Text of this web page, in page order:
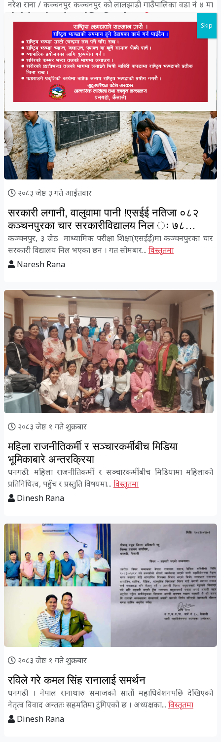
नरेश राना / कञ्चनपुर कञ्चनपुर को लालझाडी गाउँपालिका वडा नं ४ मा
रहेको ईटाहा मेला हुने स्थानदेखि दक्षिणतर्फ घर... विस्तृतमा
Naresh Rana
२०८३ जेष्ठ ३ गते आईतवार
सरकारी लगानी, वालुवामा पानी !एसईई नतिजा ०८२
कञ्चनपुरका चार सरकारीविद्यालय निल ः ७८
विद्यार्थीको भविष्य चौपट
कञ्चनपुर, ३ जेठ माध्यामिक परीक्षा शिक्षा(एसईई)मा कञ्चनपुरका चार
सरकारी विद्यालय निल भएका छन । गत सोमबार... विस्तृतमा
Naresh Rana
२०८३ जेष्ठ १ गते शुक्रबार
महिला राजनीतिकर्मी र सञ्चारकर्मीबीच मिडिया
भूमिकाबारे अन्तरक्रिया
धनगढी: महिला राजनीतिकर्मी र सञ्चारकर्मीबीच मिडियामा महिलाको
प्रतिनिधित्व, पहुँच र प्रस्तुति विषयमा... विस्तृतमा
Dinesh Rana
२०८३ जेष्ठ १ गते शुक्रबार
रविले गरे कमल सिंह रानालाई समर्थन
धनगढी । नेपाल रानाथारु समाजको सातौं महाधिवेशनपछि देखिएको
नेतृत्व विवाद अन्ततः सहमतिमा टुंगिएको छ । अध्यक्षका... विस्तृतमा
Dinesh Rana
Skip